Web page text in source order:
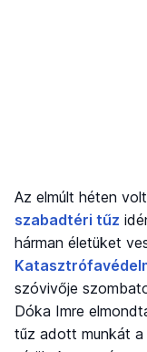
Az elmúlt héten
szabadtéri tűz
hárman életüket
szóvivője
Dóka Imre
tűz adott munkát